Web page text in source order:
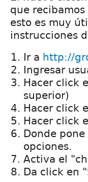
que
esto es muy
instrucciones
Ir a http://
Ingresar
Hacer click
superior)
Hacer click
Hacer click
Donde
opciones.
Activa el
Da click en